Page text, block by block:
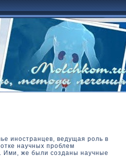
иностранцев, ведущая роль в
научных проблем
Ими, же были созданы научные